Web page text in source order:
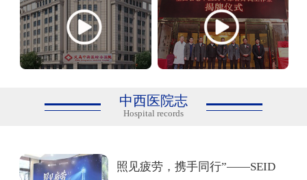
中西医院志
Hospital records
照见疲劳，携手同行”——SEID